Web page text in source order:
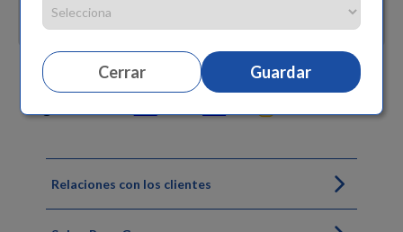
Cerrar Guardar
Relaciones con los clientes